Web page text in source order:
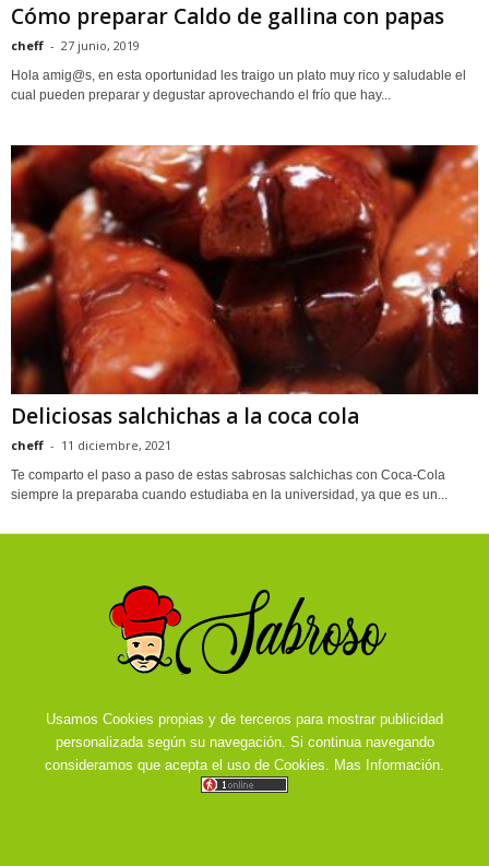
Cómo preparar Caldo de gallina con papas
cheff - 27 junio, 2019
Hola amig@s, en esta oportunidad les traigo un plato muy rico y saludable el
cual pueden preparar y degustar aprovechando el frío que hay...
Deliciosas salchichas a la coca cola
cheff - 11 diciembre, 2021
Te comparto el paso a paso de estas sabrosas salchichas con Coca-Cola
siempre la preparaba cuando estudiaba en la universidad, ya que es un...
Usamos Cookies propias y de terceros para mostrar publicidad
personalizada según su navegación. Si continua navegando
consideramos que acepta el uso de Cookies.
Mas Información.